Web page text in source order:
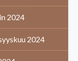
2024
2024